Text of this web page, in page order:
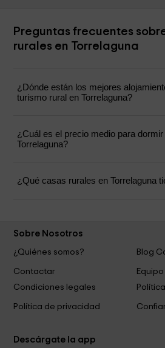
Preguntas frecuentes
rurales en Torrelaguna
¿Dónde están los mejores
turismo rural en Torrelaguna?
¿Cuál es el precio medio para
Torrelaguna?
¿Qué casas rurales en Torrelaguna
Sobre Nosotros
¿Quiénes somos?
Blog
Contactar
Condiciones legales
Política de privacidad
Descárgate la app